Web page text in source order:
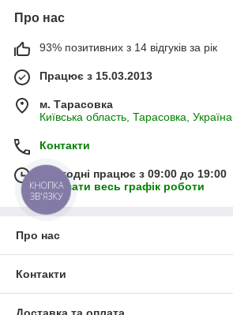
Про нас
93% позитивних з 14 відгуків за рік
Працює з 15.03.2013
м. Тарасовка
Київська область, Тарасовка, Україна
Контакти
Сьогодні працює з 09:00 до 19:00
Показати весь графік роботи
Про нас
Контакти
КНОПКА
ЗВ'ЯЗКУ